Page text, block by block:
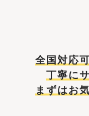
全国対応
丁寧に
まずはお